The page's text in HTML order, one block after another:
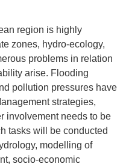
region is highly
zones, hydro-ecology,
problems in relation
arise. Flooding
pollution pressures have
strategies,
involvement needs to be
tasks will be conducted
modelling of
socio-economic